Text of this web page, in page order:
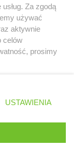
2026 GPmedia
treści bez
zabronione.
Formula
używa plików
w celu
jakości
Za zgodą
używać
aktywnie
celów
prosimy
rogu strony
nie wymagają
USTAWIENIA